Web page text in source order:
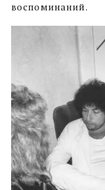
воспоминаний.